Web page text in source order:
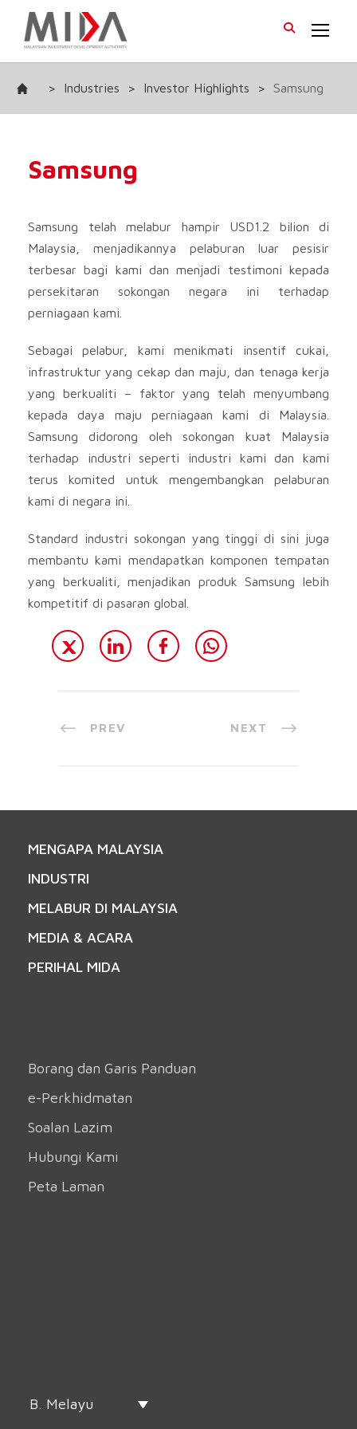
> Industries > Investor Highlights > Samsung
Samsung
Samsung telah melabur hampir USD1.2 bilion di
Malaysia, menjadikannya pelaburan luar pesisir
terbesar bagi kami dan menjadi testimoni kepada
persekitaran sokongan negara ini terhadap
perniagaan kami.
Sebagai pelabur, kami menikmati insentif cukai,
infrastruktur yang cekap dan maju, dan tenaga kerja
yang berkualiti – faktor yang telah menyumbang
kepada daya maju perniagaan kami di Malaysia.
Samsung didorong oleh sokongan kuat Malaysia
terhadap industri seperti industri kami dan kami
terus komited untuk mengembangkan pelaburan
kami di negara ini.
Standard industri sokongan yang tinggi di sini juga
membantu kami mendapatkan komponen tempatan
yang berkualiti, menjadikan produk Samsung lebih
kompetitif di pasaran global.
PREV NEXT
MENGAPA MALAYSIA
INDUSTRI
MELABUR DI MALAYSIA
MEDIA & ACARA
PERIHAL MIDA
Borang dan Garis Panduan
e-Perkhidmatan
Soalan Lazim
Hubungi Kami
Peta Laman
B. Melayu